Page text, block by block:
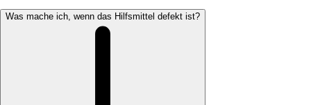
Was mache ich, wenn das Hilfsmittel defekt ist?